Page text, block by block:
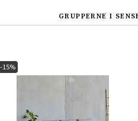
Sverige
GRUPPERNE I
-15%